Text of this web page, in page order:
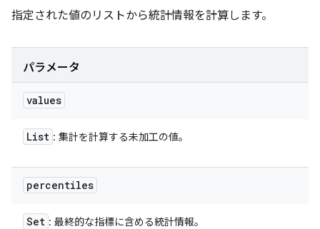
指定された値のリストから統計情報を計算します。
パラメータ
values
List : 集計を計算する未加工の値。
percentiles
Set : 最終的な指標に含める統計情報。